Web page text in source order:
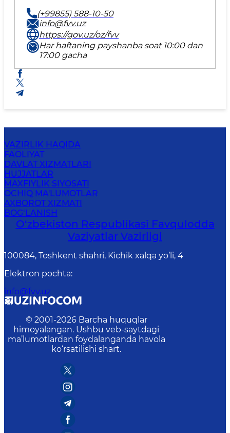
(+99855) 588-10-50
info@fvv.uz
https://gov.uz/oz/fvv
Har haftaning payshanba soat 10:00 dan
17:00 gacha
VAZIRLIK HAQIDA
FAOLIYAT
DAVLAT XIZMATLARI
HUJJATLAR
MAXFIYLIK SIYOSATI
OCHIQ MA'LUMOTLAR
AXBOROT XIZMATI
BOG‘LANISH
O‘zbеkistоn Rеspublikаsi Favqulodda
Vaziyatlar Vazirligi
100084, Toshkent shahri, Kichik xalqa yo’li, 4
Elektron pochta:
info@fvv.uz
© 2001-2026 Barcha huquqlar
himoyalangan. Ushbu veb-saytdagi
ma’lumotlardan foydalanganda havola
ko‘rsatilishi shart.